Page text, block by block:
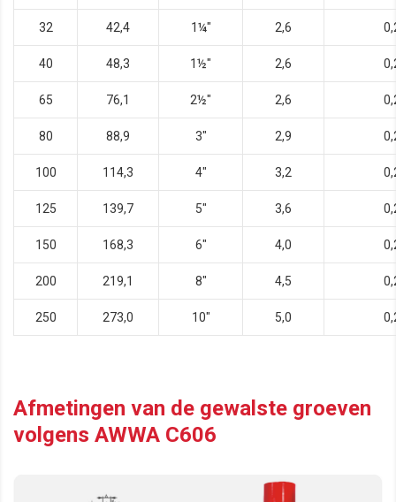
32 42,4 1¼" 2,6
40 48,3 1½" 2,6
65 76,1 2½" 2,6
80 88,9 3" 2,9
100 114,3 4" 3,2
125 139,7 5" 3,6
150 168,3 6" 4,0
200 219,1 8" 4,5
250 273,0 10" 5,0
Afmetingen van de gewalste groeven
volgens AWWA C606